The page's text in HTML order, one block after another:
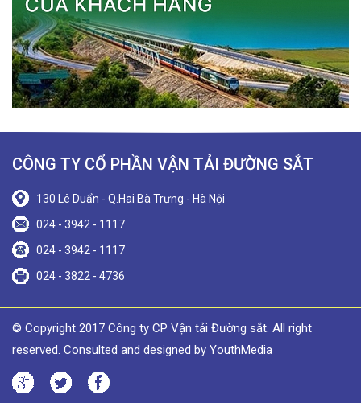
CÔNG TY CỔ PHẦN VẬN TẢI ĐƯỜNG SẮT
130 Lê Duẩn - Q.Hai Bà Trưng - Hà Nội
024 - 3942 - 1117
024 - 3942 - 1117
024 - 3822 - 4736
© Copyright 2017 Công ty CP Vận tải Đường sắt. All right
reserved. Consulted and designed by YouthMedia